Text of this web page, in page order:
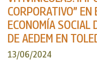
CORPORATIVO”
ECONOMÍA SOCIAL
DE AEDEM EN
13/06/2024